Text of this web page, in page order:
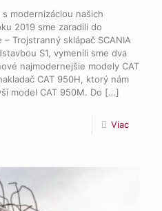
modernizáciou našich
2019 sme zaradili do
Trojstranný sklápač SCANIA
S1, vymenili sme dva
najmodernejšie modely CAT
CAT 950H, ktorý nám
model CAT 950M. Do […]
Viac